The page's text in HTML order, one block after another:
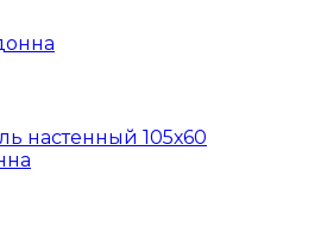
настенный 105х60